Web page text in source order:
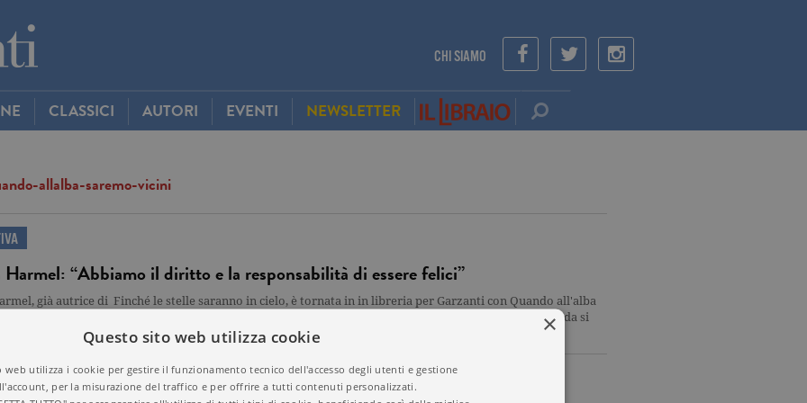
CHI SIAMO
CLASSICI AUTORI EVENTI NEWSLETTER
allalba-saremo-vicini
“Abbiamo il diritto e la responsabilità di essere felici”
già autrice di Finché le stelle saranno in cielo, è tornata in in libreria per Garzanti con Quando all'alba
La trama del romanzo? È quasi sera, l’aria è tiepida e le sfavillanti luci della quarantottesima strada si
una per una. A Kate sembra quasi che stiano…
×
Questo sito web utilizza cookie
web utilizza i cookie per gestire il funzionamento tecnico dell'accesso degli utenti e gestione
per la misurazione del traffico e per offrire a tutti contenuti personalizzati.